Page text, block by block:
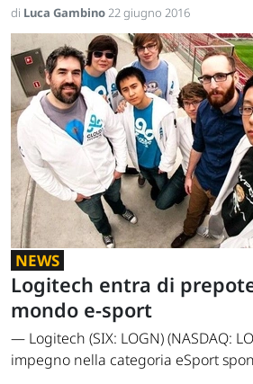
di Luca Gambino22 giugno 2016
NEWS
Logitech entra di
mondo e-sport
— Logitech (SIX: LOGN) (NASDAQ:
impegno nella categoria eSport